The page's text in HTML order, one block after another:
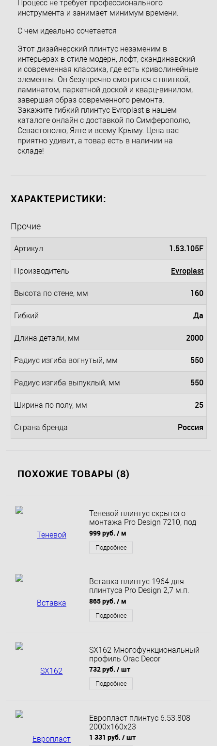
Процесс не требует профессионального
инструмента и занимает минимум времени.
С чем идеально сочетается
Этот дизайнерский плинтус незаменим в
интерьерах в стиле модерн, лофт, скандинавский
и современная классика, где есть криволинейные
элементы. Он безупречно смотрится с плиткой,
ламинатом, паркетной доской и кварц-винилом,
завершая образ современного ремонта.
Закажите гибкий плинтус Evroplast в нашем
каталоге онлайн с доставкой по Симферополю,
Севастополю, Ялте и всему Крыму. Цена вас
приятно удивит, а товар есть в наличии на
складе!
ХАРАКТЕРИСТИКИ:
Прочие
Артикул 1.53.105F
Производитель Evroplast
Высота по стене, мм 160
Гибкий Да
Длина детали, мм 2000
Радиус изгиба вогнутый, мм 550
Радиус изгиба выпуклый, мм 550
Ширина по полу, мм 25
Страна бренда Россия
ПОХОЖИЕ ТОВАРЫ (8)
Теневой плинтус скрытого
монтажа Pro Design 7210, под
рассеиватель, с полкой 2700
мм, Любой цвет по RAL
999 руб. / м
Подробнее
Вставка плинтус 1964 для
плинтуса Pro Design 2,7 м.п.
(12х80 мм) Анодированный
865 руб. / м
Подробнее
SX162 Многофункциональный
профиль Orac Decor
732 руб. / шт
Подробнее
Европласт плинтус 6.53.808
2000х160х23
1 331 руб. / шт